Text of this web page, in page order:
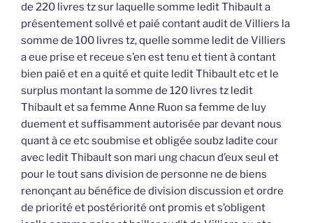
de 220 livres tz sur laquelle somme ledit Thibault a
présentement sollvé et paié contant audit de Villiers la
somme de 100 livres tz, quelle somme ledit de Villiers
a eue prise et receue s’en est tenu et tient à contant
bien paié et en a quité et quite ledit Thibault etc et le
surplus montant la somme de 120 livres tz ledit
Thibault et sa femme Anne Ruon sa femme de luy
duement et suffisamment autorisée par devant nous
quant à ce etc soubmise et obligée soubz ladite cour
avec ledit Thibault son mari ung chacun d’eux seul et
pour le tout sans division de personne ne de biens
renonçant au bénéfice de division discussion et ordre
de priorité et postériorité ont promis et s’obligent